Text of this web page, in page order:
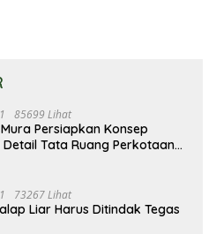
85699 Lihat
Persiapkan Konsep
Detail Tata Ruang Perkotaan
73267 Lihat
Liar Harus Ditindak Tegas